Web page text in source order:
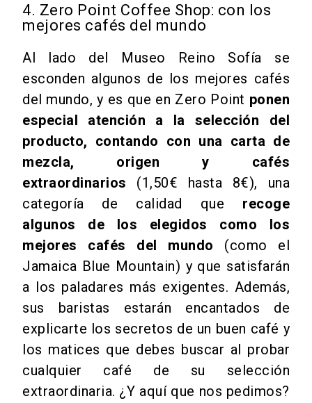
4. Zero Point Coffee Shop: con los
mejores cafés del mundo
Al lado del Museo Reino Sofía se
esconden algunos de los mejores cafés
del mundo, y es que en Zero Point ponen
especial atención a la selección del
producto, contando con una carta de
mezcla, origen y cafés
extraordinarios (1,50€ hasta 8€), una
categoría de calidad que recoge
algunos de los elegidos como los
mejores cafés del mundo (como el
Jamaica Blue Mountain) y que satisfarán
a los paladares más exigentes. Además,
sus baristas estarán encantados de
explicarte los secretos de un buen café y
los matices que debes buscar al probar
cualquier café de su selección
extraordinaria. ¿Y aquí que nos pedimos?